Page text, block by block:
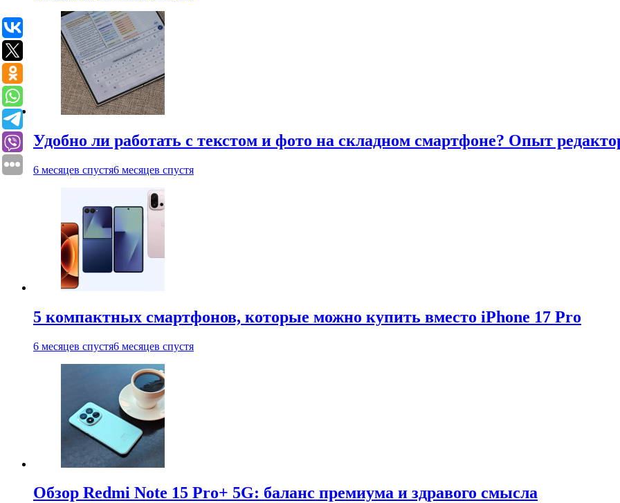
Удобно ли работать с текстом и фото на складном смартфоне? Опыт
6 месяцев спустя6 месяцев спустя
5 компактных смартфонов, которые можно купить вместо iPhone 17 Pro
6 месяцев спустя6 месяцев спустя
Обзор Redmi Note 15 Pro+ 5G: баланс премиума и здравого смысла